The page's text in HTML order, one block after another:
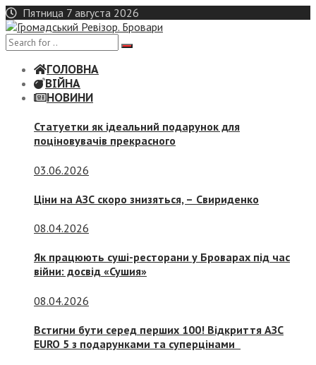
Skip
to
content
Пятница 7 августа 2026
ГОЛОВНА
ВІЙНА
НОВИНИ
Статуетки як ідеальний подарунок для
поціновувачів прекрасного
03.06.2026
Ціни на АЗС скоро знизяться, – Свириденко
08.04.2026
Як працюють суші-ресторани у Броварах під час
війни: досвід «Сушия»
08.04.2026
Встигни бути серед перших 100! Відкриття АЗС
EURO 5 з подарунками та суперцінами